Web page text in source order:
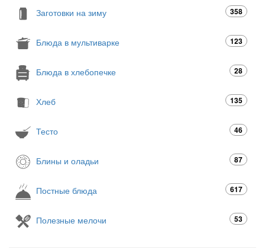
Заготовки на зиму 358
Блюда в мультиварке 123
Блюда в хлебопечке 28
Хлеб 135
Тесто 46
Блины и оладьи 87
Постные блюда 617
Полезные мелочи 53